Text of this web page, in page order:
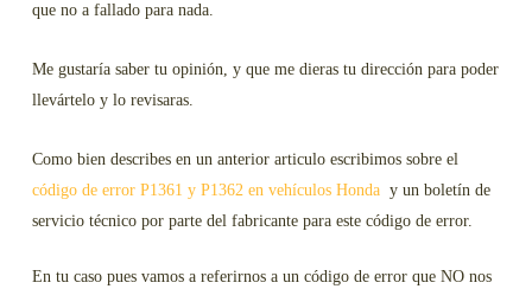
que no a fallado para nada.
Me gustaría saber tu opinión, y que me dieras tu dirección para poder
llevártelo y lo revisaras.
Como bien describes en un anterior articulo escribimos sobre el
código de error P1361 y P1362 en vehículos Honday un boletín de
servicio técnico por parte del fabricante para este código de error.
En tu caso pues vamos a referirnos a un código de error que NO nos